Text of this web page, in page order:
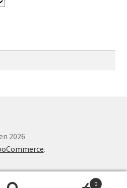
2026
.
0